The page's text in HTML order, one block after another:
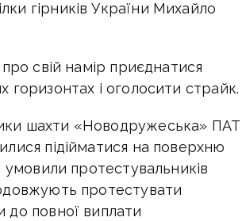
гірників України Михайло
свій намір приєднатися
горизонтах і оголосити страйк.
шахти «Новодружеська» ПАТ
підійматися на поверхню
умовили протестувальників
протестувати
до повної виплати